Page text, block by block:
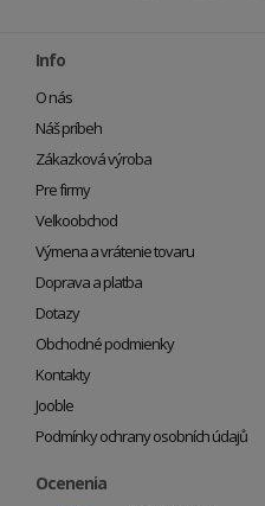
Info
O nás
Náš príbeh
Zákazková výroba
Pre firmy
Veľkoobchod
Výmena a vrátenie tovaru
Doprava a platba
Dotazy
Obchodné podmienky
Kontakty
Jooble
Podmínky ochrany osobních údajů
Ocenenia